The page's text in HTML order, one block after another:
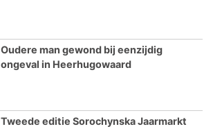
Oudere man gewond bij eenzijdig
ongeval in Heerhugowaard
Tweede editie Sorochynska Jaarmarkt